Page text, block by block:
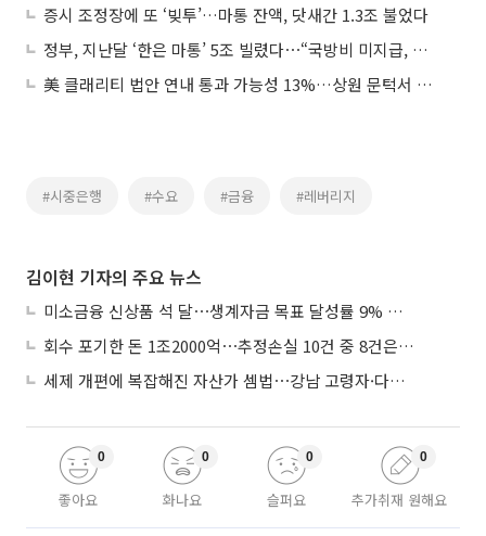
증시 조정장에 또 ‘빚투’…마통 잔액, 닷새간 1.3조 불었다
정부, 지난달 ‘한은 마통’ 5조 빌렸다⋯“국방비 미지급, 곳간 관리 허점”
美 클래리티 법안 연내 통과 가능성 13%…상원 문턱서 제동
#시중은행 #수요 #금융 #레버리지
김이현 기자의 주요 뉴스
미소금융 신상품 석 달⋯생계자금 목표 달성률 9% 그쳐
회수 포기한 돈 1조2000억⋯추정손실 10건 중 8건은 기업대출
세제 개편에 복잡해진 자산가 셈법⋯강남 고령자·다주택자 ‘자산재편 고심’
좋아요
0
화나요
0
슬퍼요
0
추가취재 원해요
0